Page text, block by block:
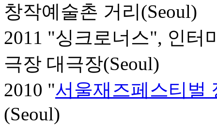
창작예술촌 거리(Seoul)
2011 "싱크로너스", 인터
극장 대극장(Seoul)
2010 "서울재즈페스티벌
(Seoul)